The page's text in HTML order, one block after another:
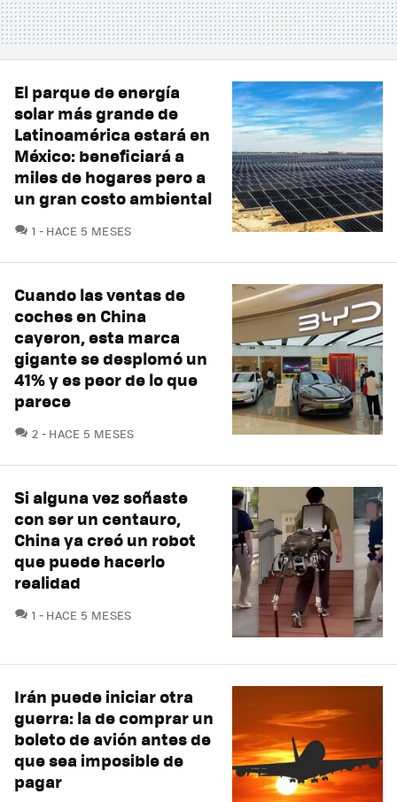
El parque de energía
solar más grande de
Latinoamérica estará en
México: beneficiará a
miles de hogares pero a
un gran costo ambiental
1 COMENTARIOS
HACE 5 MESES
Cuando las ventas de
coches en China
cayeron, esta marca
gigante se desplomó un
41% y es peor de lo que
parece
2 COMENTARIOS
HACE 5 MESES
Si alguna vez soñaste
con ser un centauro,
China ya creó un robot
que puede hacerlo
realidad
1 COMENTARIOS
HACE 5 MESES
Irán puede iniciar otra
guerra: la de comprar un
boleto de avión antes de
que sea imposible de
pagar